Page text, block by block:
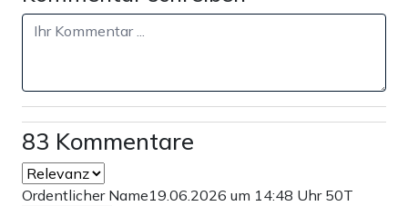
83 Kommentare
Ordentlicher Name19.06.2026 um 14:48 Uhr 50T